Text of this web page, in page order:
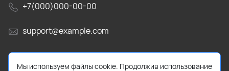
+7(000)000-00-00
support@example.com
г. Краснодар, ул Тестовая, д. 404, оф. 503
Мы используем файлы cookie. Продолжив использование